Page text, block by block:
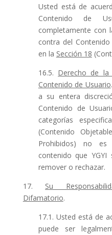
Usted está de
Contenido de
completamente con
contra del
en la Sección 18
16.5. Derecho de la
Contenido de Usuario
a su entera
Contenido de
categorías
(Contenido
Prohibidos) no
contenido que
remover o rechazar.
17. Su
Difamatorio.
17.1. Usted está de
puede ser